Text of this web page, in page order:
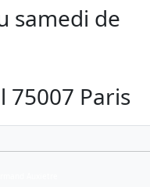
samedi de
75007 Paris